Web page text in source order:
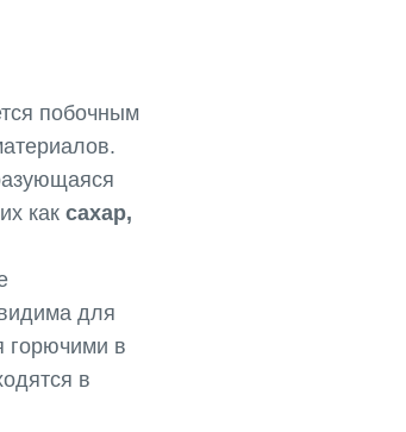
побочным
как сахар,
для
горючими в
в